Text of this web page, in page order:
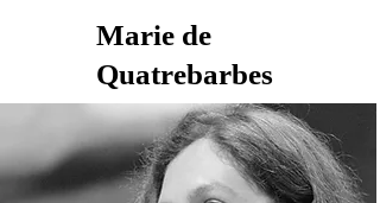
Marie de
Quatrebarbes